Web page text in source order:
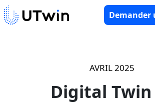
Demander
AVRIL 2025
Digital